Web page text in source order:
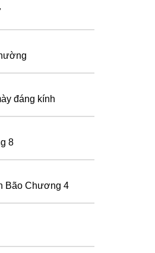
đáng kính
8
Bão Chương 4